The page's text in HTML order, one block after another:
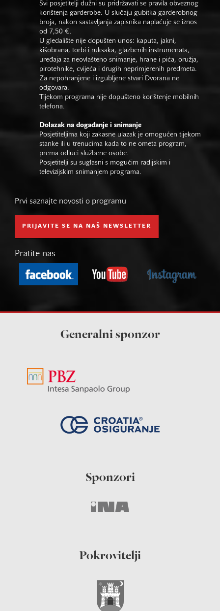
Svi posjetitelji dužni su pridržavati se pravila obveznog
korištenja garderobe. U slučaju gubitka garderobnog
broja, nakon sastavljanja zapisnika naplaćuje se iznos
od 7,50 €.
U gledalište nije dopušten unos: kaputa, jakni,
kišobrana, torbi i ruksaka, glazbenih instrumenata,
uređaja za neovlašteno snimanje, hrane i pića, oružja,
pirotehnike, cvijeća i drugih neprimjerenih predmeta.
Za nepohranjene i izgubljene stvari Dvorana ne
odgovara.
Tijekom programa nije dopušteno korištenje mobilnih
telefona.
Dolazak na događanje i snimanje
Posjetiteljima koji zakasne ulazak je omogućen tijekom
stanke ili u trenucima kada to ne ometa program,
prema odluci službene osobe.
Posjetitelji su suglasni s mogućim radijskim i
televizijskim snimanjem programa.
Prvi saznajte novosti o programu
PRIJAVITE SE NA NAŠ NEWSLETTER
Pratite nas
Generalni sponzor
Sponzori
Pokrovitelji